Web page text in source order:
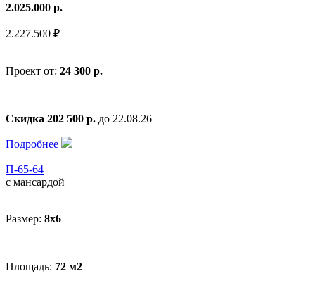
2.025.000 р.
2.227.500 ₽
Проект от: 24 300 р.
Скидка 202 500 р. до 22.08.26
Подробнее
П-65-64
с мансардой
Размер: 8x6
Площадь: 72 м2